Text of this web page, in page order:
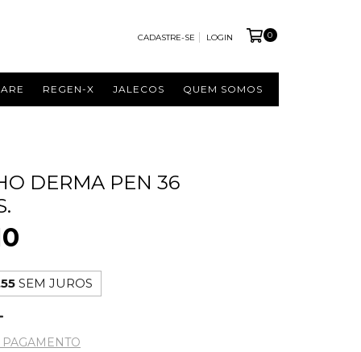
CADASTRE-SE LOGIN 0
REGEN-X JALECOS QUEM SOMOS
DERMA PEN 36
SEM JUROS